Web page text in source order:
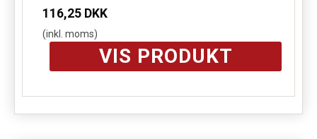
116,25 DKK
(inkl. moms)
VIS PRODUKT